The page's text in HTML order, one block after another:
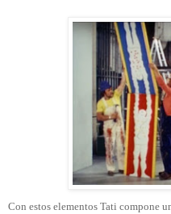
Con estos elementos Tati compone